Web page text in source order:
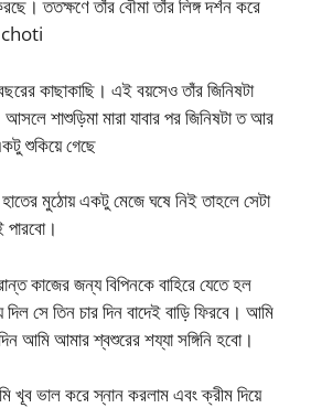
ততক্ষণে তাঁর বৌমা তাঁর লিঙ্গ দর্শন করে
কাছাকাছি। এই বয়সেও তাঁর জিনিষটা
শাশুড়িমা মারা যাবার পর জিনিষটা ত আর
শুকিয়ে গেছে
মুঠোয় একটু মেজে ঘষে নিই তাহলে সেটা
পারবো।
কাজের জন্য বিপিনকে বাহিরে যেতে হল
দিল সে তিন চার দিন বাদেই বাড়ি ফিরবে। আমি
আমি আমার শ্বশুরের শয্যা সঙ্গিনি হবো।
খূব ভাল করে স্নান করলাম এবং ক্রীম দিয়ে